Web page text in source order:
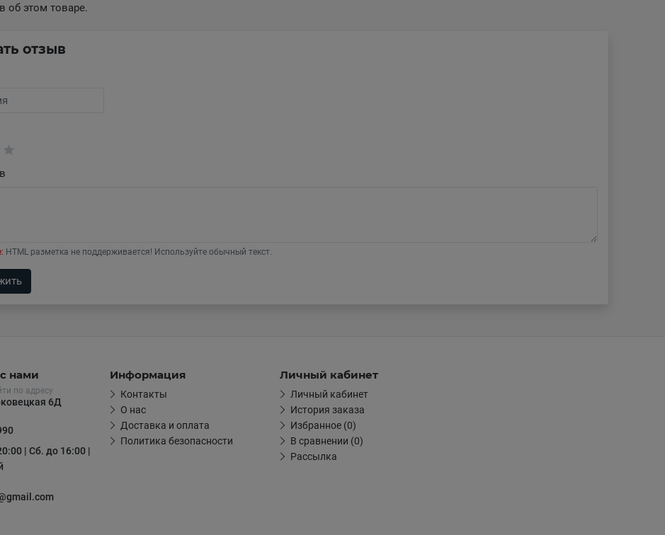
об этом товаре.
отзыв
HTML разметка не поддерживается! Используйте обычный текст.
нами
по адресу
6Д
| Сб. до 16:00 |
Информация
Контакты
О нас
Доставка и оплата
Политика безопасности
Личный кабинет
Личный кабинет
История заказа
Избранное (0)
В сравнении (0)
Рассылка